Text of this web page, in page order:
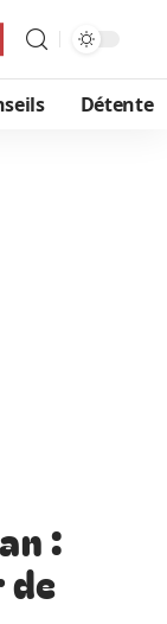
Détente
:
de